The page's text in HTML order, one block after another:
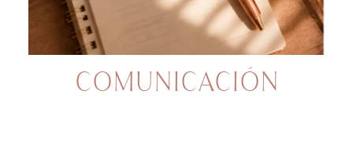
COMUNICACIÓN